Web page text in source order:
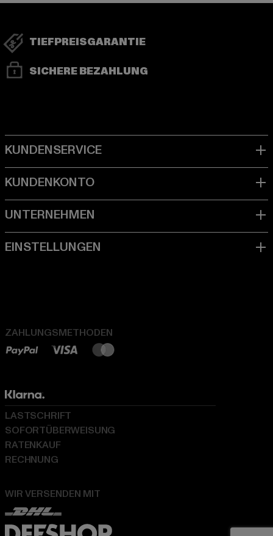
TIEFPREISGARANTIE
SICHERE BEZAHLUNG
ZAHLUNGSMETHODEN
WIR VERSENDEN MIT
LASTSCHRIFT
SOFORTÜBERWEISUNG
RATENKAUF
RECHNUNG